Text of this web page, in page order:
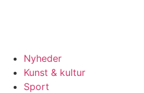
Nyheder
Kunst & kultur
Sport